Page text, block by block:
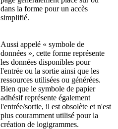
dans la forme pour un accès
simplifié.
Aussi appelé « symbole de
données », cette forme représente
les données disponibles pour
l'entrée ou la sortie ainsi que les
ressources utilisées ou générées.
Bien que le symbole de papier
adhésif représente également
l'entrée/sortie, il est obsolète et n'est
plus couramment utilisé pour la
création de logigrammes.